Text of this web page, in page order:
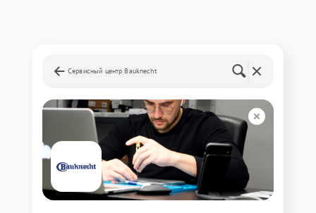
Сервисный центр Bauknecht